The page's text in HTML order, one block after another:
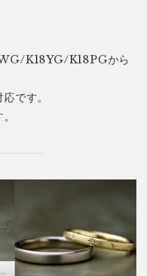
K18YG/K18PGから
です。